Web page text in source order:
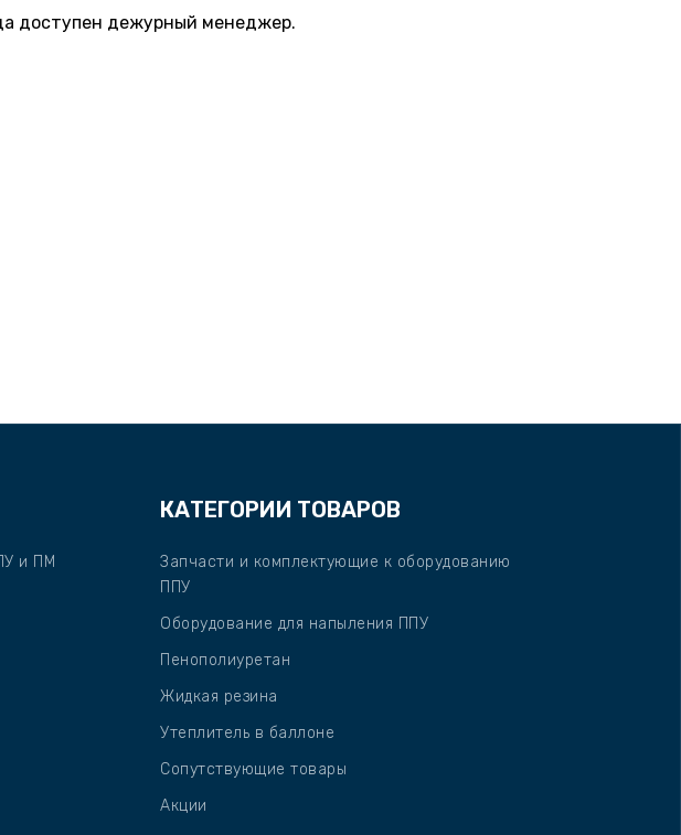
доступен дежурный менеджер.
и ПМ
КАТЕГОРИИ ТОВАРОВ
Запчасти и комплектующие к оборудованию
ППУ
Оборудование для напыления ППУ
Пенополиуретан
Жидкая резина
Утеплитель в баллоне
Сопутствующие товары
Акции